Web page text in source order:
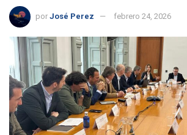
por José Perez febrero 24, 2026